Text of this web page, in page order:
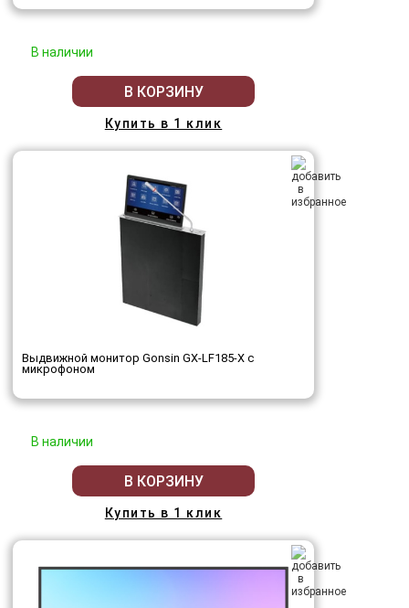
В наличии
В КОРЗИНУ
Купить в 1 клик
Выдвижной монитор Gonsin GX-LF185-X с
микрофоном
В наличии
В КОРЗИНУ
Купить в 1 клик